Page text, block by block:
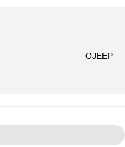
OJEEP